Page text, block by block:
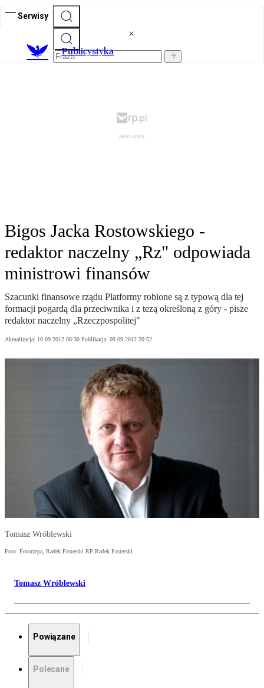
Serwisy
Publicystyka
Bigos Jacka Rostowskiego -
redaktor naczelny „Rz" odpowiada
ministrowi finansów
Szacunki finansowe rządu Platformy robione są z typową dla tej
formacji pogardą dla przeciwnika i z tezą określoną z góry - pisze
redaktor naczelny „Rzeczpospolitej"
Aktualizacja: 10.09.2012 08:30 Publikacja: 09.09.2012 20:52
Tomasz Wróblewski
Foto: Fotorzepa, Radek Pasterski RP Radek Pasterski
Tomasz Wróblewski
Powiązane
Polecane